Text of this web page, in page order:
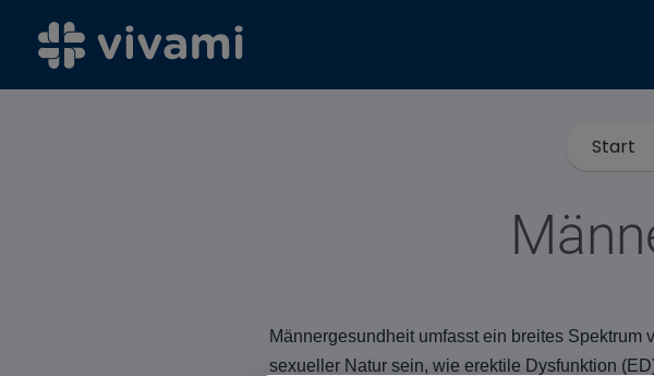
Start
Männergesundheit umfasst ein breites Spektrum
sexueller Natur sein, wie erektile Dysfunktion